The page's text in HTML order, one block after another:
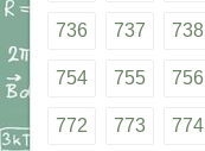
736 737 738
754 755 756
772 773 774